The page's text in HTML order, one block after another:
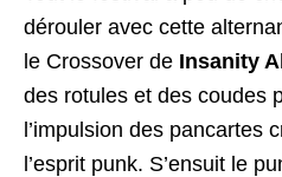
dérouler avec cette
le Crossover de Insanity
des rotules et des coudes
l’impulsion des pancartes
l’esprit punk. S’ensuit le